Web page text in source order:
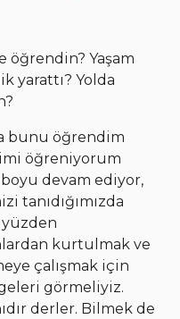
Yaşam
yarattı? Yolda
bunu öğrendim
öğreniyorum
devam ediyor,
tanıdığımızda
yüzden
kurtulmak ve
çalışmak için
görmeliyiz.
derler. Bilmek de